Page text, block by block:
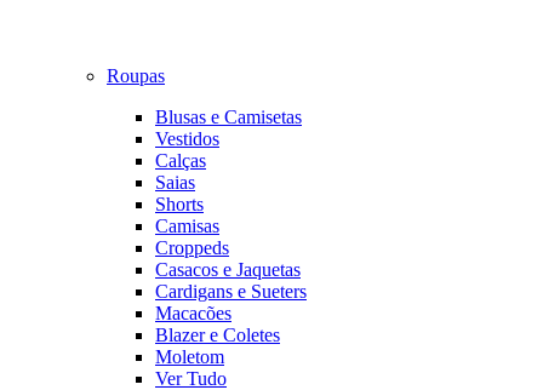
Roupas
Blusas e Camisetas
Vestidos
Calças
Saias
Shorts
Camisas
Croppeds
Casacos e Jaquetas
Cardigans e Sueters
Macacões
Blazer e Coletes
Moletom
Ver Tudo